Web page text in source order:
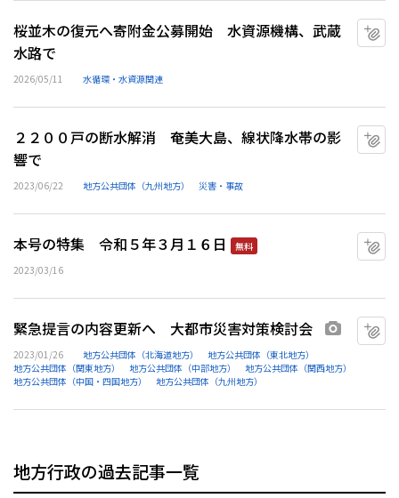
桜並木の復元へ寄附金公募開始 水資源機構、武蔵
水路で
2026/05/11 水循環・水資源関連
２２００戸の断水解消 奄美大島、線状降水帯の影
響で
2023/06/22 地方公共団体（九州地方） 災害・事故
本号の特集 令和５年３月１６日
無料
2023/03/16
緊急提言の内容更新へ 大都市災害対策検討会 画像あり
2023/01/26 地方公共団体（北海道地方）
地方公共団体（東北地方）
地方公共団体（関東地方）
地方公共団体（中部地方）
地方公共団体（関西地方）
地方公共団体（中国・四国地方）
地方公共団体（九州地方）
地方行政の過去記事一覧